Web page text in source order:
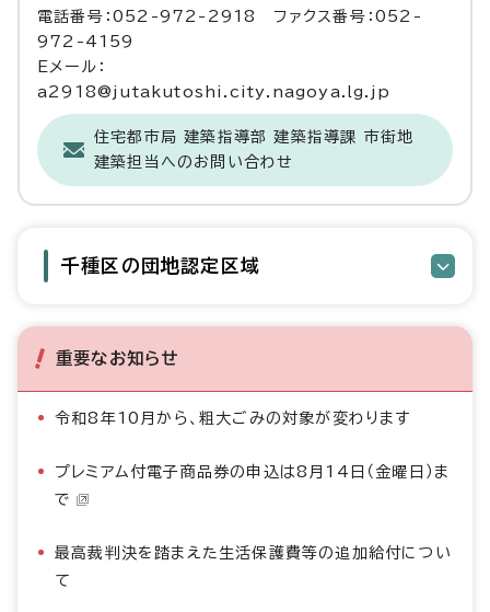
電話番号：052-972-2918 ファクス番号：052-
972-4159
Eメール：
a2918@jutakutoshi.city.nagoya.lg.jp
住宅都市局 建築指導部 建築指導課 市街地
建築担当へのお問い合わせ
千種区の団地認定区域
重要なお知らせ
令和8年10月から、粗大ごみの対象が変わります
プレミアム付電子商品券の申込は8月14日（金曜日）ま
で
最高裁判決を踏まえた生活保護費等の追加給付につい
て